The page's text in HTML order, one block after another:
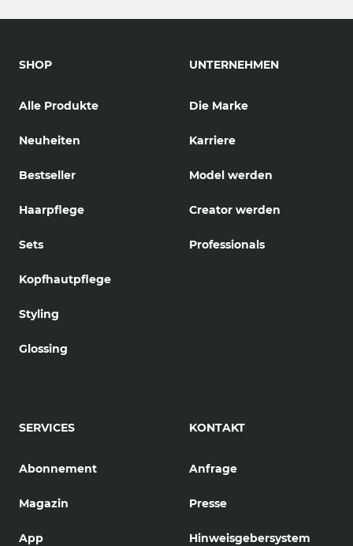
SHOP
Alle Produkte
Neuheiten
Bestseller
Haarpflege
Sets
Kopfhautpflege
Styling
Glossing
UNTERNEHMEN
Die Marke
Karriere
Model werden
Creator werden
Professionals
SERVICES
Abonnement
Magazin
App
KONTAKT
Anfrage
Presse
Hinweisgebersystem